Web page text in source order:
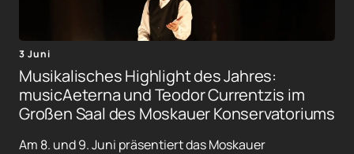
3 Juni
Musikalisches Highlight des Jahres:
musicAeterna und Teodor Currentzis im
Großen Saal des Moskauer Konservatoriums
Am 8. und 9. Juni präsentiert das Moskauer